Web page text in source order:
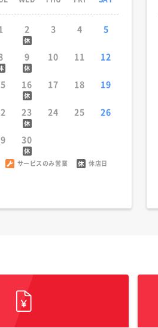
2 3 4 5
9 10 11 12
16 17 18 19
23 24 25 26
30
サービスのみ営業 休店日